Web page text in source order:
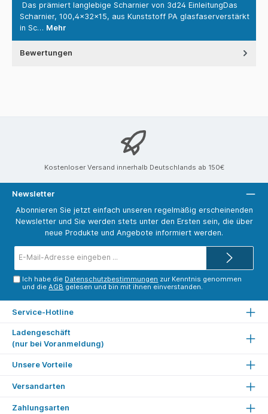
Das prämiert langlebige Scharnier von 3d24 EinleitungDas
Scharnier, 100,4x32x15, aus Kunststoff PA glasfaserverstärkt
in Sc… Mehr
Bewertungen
Kostenloser Versand innerhalb Deutschlands ab 150€
Newsletter
Abonnieren Sie jetzt einfach unseren regelmäßig erscheinenden
Newsletter und Sie werden stets unter den Ersten sein, die über
neue Produkte und Angebote informiert werden.
Mail-
Ich habe die Datenschutzbestimmungen zur Kenntnis genommen
und dieAGB gelesen und bin mit ihnen einverstanden.
Service-Hotline
Ladengeschäft
(nur bei Voranmeldung)
Unsere Vorteile
Versandarten
Zahlungsarten